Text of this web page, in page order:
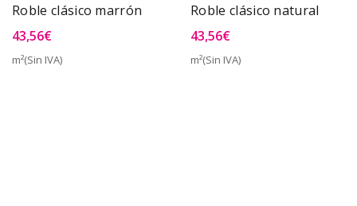
Roble clásico marrón
43,56€
m²(Sin IVA)
Roble clásico natural
43,56€
m²(Sin IVA)